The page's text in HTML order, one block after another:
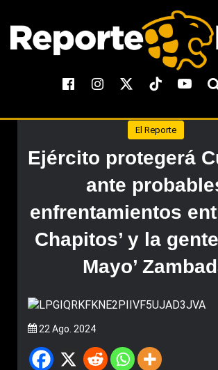
El Reporte
Ejército protegerá
ante
enfrentamientos
Chapitos’ y la
Mayo’
22 Ago. 2024